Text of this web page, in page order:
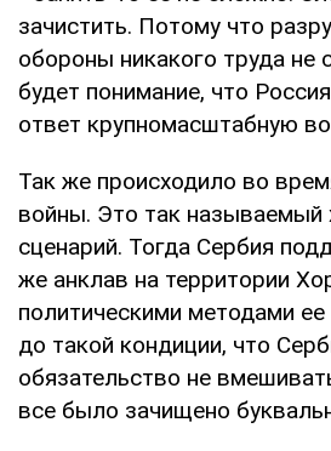
зачистить. Потому что
обороны никакого труда не
будет понимание, что
ответ крупномасштабную
Так же происходило во
войны. Это так называемый
сценарий. Тогда Сербия
же анклав на территории
политическими методами
до такой кондиции, что
обязательство не
все было зачищено